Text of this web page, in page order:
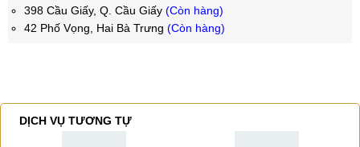
398 Cầu Giấy, Q. Cầu Giấy (Còn hàng)
42 Phố Vọng, Hai Bà Trưng (Còn hàng)
DỊCH VỤ TƯƠNG TỰ